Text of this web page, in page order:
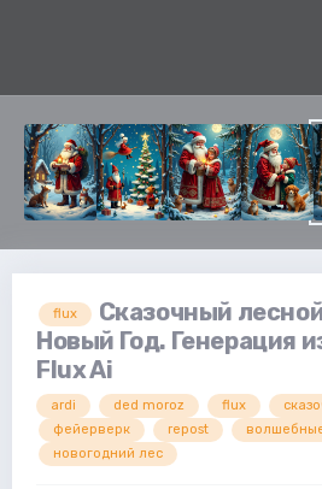
flux
Сказочный
Новый Год. Генерация
Flux Ai
ardi ded moroz flux
фейерверк
repost
новогодний лес